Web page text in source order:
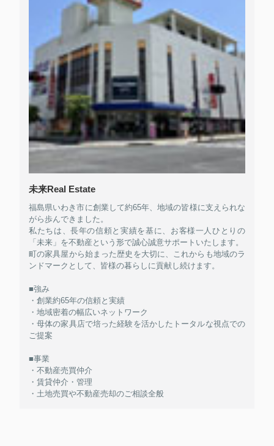
未来Real Estate
福島県いわき市に創業して約65年、地域の皆様に支えられな
がら歩んできました。
私たちは、長年の信頼と実績を基に、お客様一人ひとりの
「未来」を不動産という形で誠心誠意サポートいたします。
町の家具屋から始まった歴史を大切に、これからも地域のラ
ンドマークとして、皆様の暮らしに貢献し続けます。
■強み
・創業約65年の信頼と実績
・地域密着の幅広いネットワーク
・母体の家具店で培った経験を活かしたトータルな視点での
ご提案
■事業
・不動産売買仲介
・賃貸仲介・管理
・土地売買や不動産売却のご相談全般